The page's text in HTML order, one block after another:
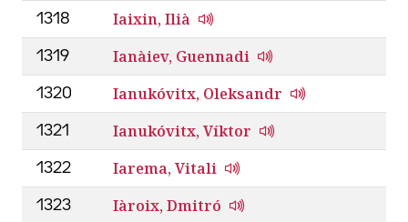
1318 Iaixin, Ilià
1319 Ianàiev, Guennadi
1320 Ianukóvitx, Oleksandr
1321 Ianukóvitx, Víktor
1322 Iarema, Vitali
1323 Iàroix, Dmitró